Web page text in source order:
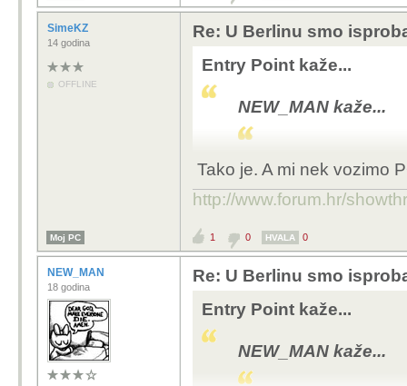
SimeKZ
14 godina
OFFLINE
Re: U Berlinu smo
Entry Point kaže...
NEW_MAN kaže...
EU je nabila
Kinezi imaju
Svojevremeno je
automobile, ali vi
Nadam se da će EU
200%. Nek ih prodaju
Tako je. A mi nek vozimo
http://www.forum.hr/
Moj PC 1 0 HVALA 0
NEW_MAN
18 godina
Re: U Berlinu smo
Entry Point kaže...
NEW_MAN kaže...